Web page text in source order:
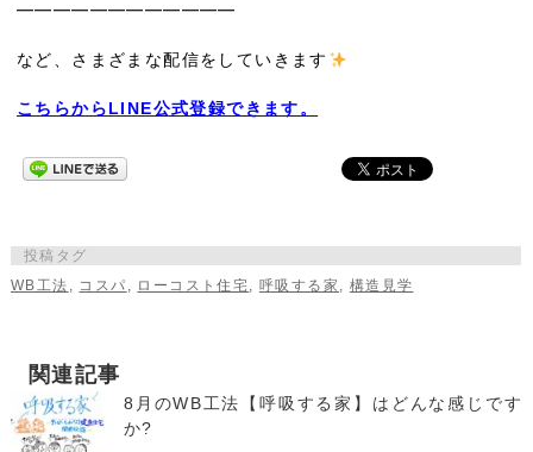
━━━━━━━━━━━━
など、さまざまな配信をしていきます
こちらからLINE公式登録できます。
投稿タグ
WB工法 , コスパ , ローコスト住宅,呼吸する家 , 構造見学
関連記事
8月のWB工法【呼吸する家】はどんな感じです
か?